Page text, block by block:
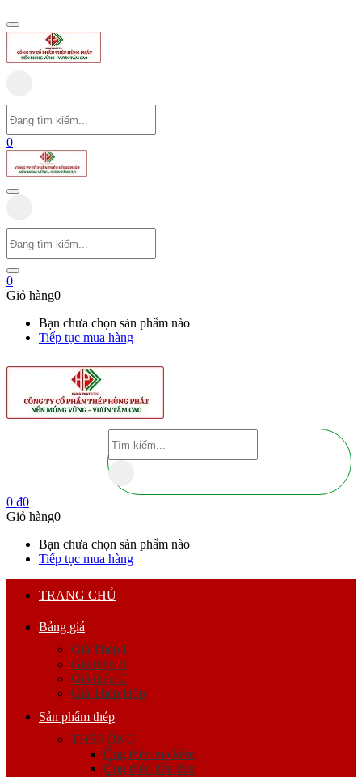
0
0
Giỏ hàng0
Bạn chưa chọn sản phẩm nào
Tiếp tục mua hàng
0 ₫0
Giỏ hàng0
Bạn chưa chọn sản phẩm nào
Tiếp tục mua hàng
TRANG CHỦ
Bảng giá
Giá Thép I
Giá thép H
Giá thép U
Giá Thép Hộp
Sản phẩm thép
THÉP ỐNG
Ống thép mạ kẽm
Ống thép hàn đen